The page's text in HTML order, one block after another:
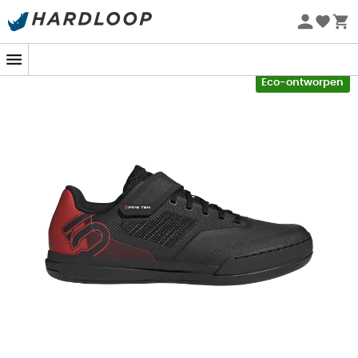
Zomeraanbiedingen 🔥 -5% EXTRA vanaf 2 producten* met
Eco-ontworpen